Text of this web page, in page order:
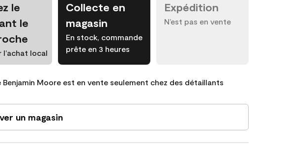
le
le
l’achat local
Collecte en
magasin
En stock, commande
prête en 3 heures
Expédition
N’est pas en vente
Benjamin Moore est en vente seulement chez des détaillants
un magasin